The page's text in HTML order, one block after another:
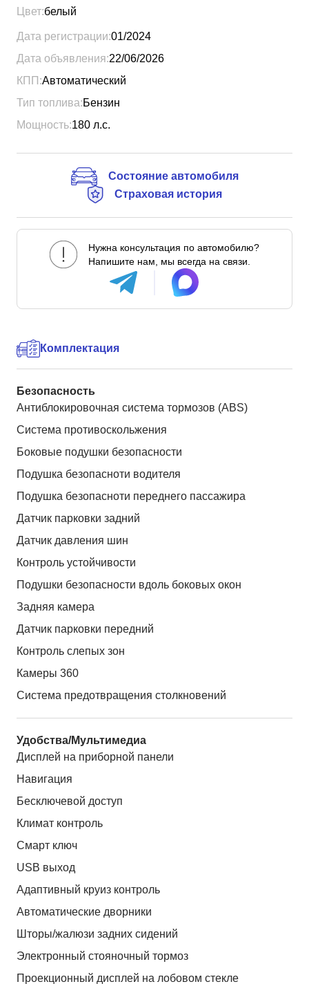
Цвет:белый
Дата регистрации:01/2024
Дата объявления:22/06/2026
КПП:Автоматический
Тип топлива:Бензин
Мощность:180 л.с.
Состояние автомобиля
Страховая история
Нужна консультация по автомобилю?
Напишите нам, мы всегда на связи.
Комплектация
Безопасность
Антиблокировочная система тормозов (ABS)
Система противоскольжения
Боковые подушки безопасности
Подушка безопасноти водителя
Подушка безопасноти переднего пассажира
Датчик парковки задний
Датчик давления шин
Контроль устойчивости
Подушки безопасности вдоль боковых окон
Задняя камера
Датчик парковки передний
Контроль слепых зон
Камеры 360
Система предотвращения столкновений
Удобства/Мультимедиа
Дисплей на приборной панели
Навигация
Бесключевой доступ
Климат контроль
Смарт ключ
USB выход
Адаптивный круиз контроль
Автоматические дворники
Шторы/жалюзи задних сидений
Электронный стояночный тормоз
Проекционный дисплей на лобовом стекле